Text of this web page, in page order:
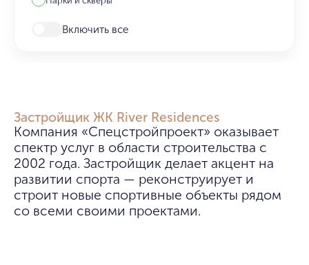
Включить все
Застройщик ЖК River Residences
Компания «Спецстройпроект» оказывает
спектр услуг в области строительства с
2002 года. Застройщик делает акцент на
развитии спорта — реконструирует и
строит новые спортивные объекты рядом
со всеми своими проектами.